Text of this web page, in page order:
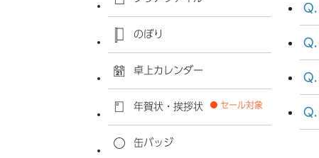
のぼり
卓上カレンダー
年賀状・挨拶状 セール対象
缶バッジ